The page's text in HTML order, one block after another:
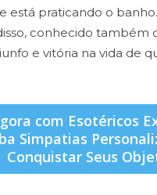
está praticando o
conhecido também
e vitória na vida de
com Esotéricos
Simpatias
Conquistar Seus